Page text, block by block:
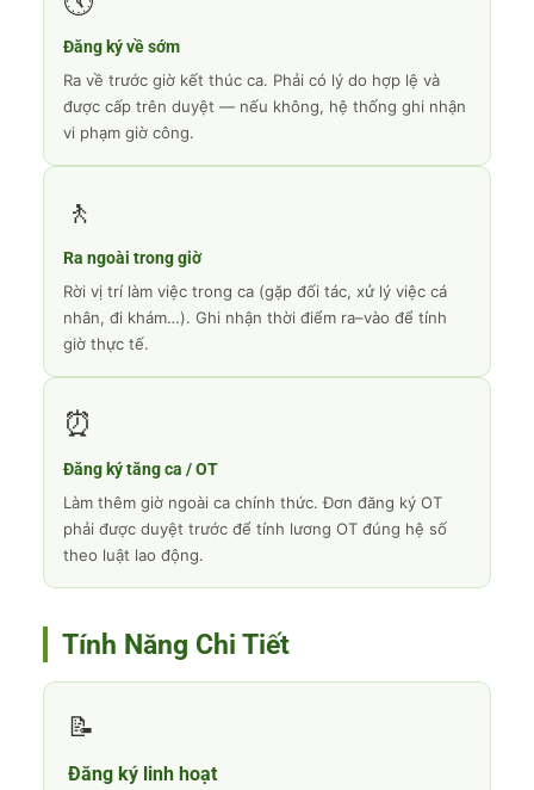
Đăng ký về sớm
Ra về trước giờ kết thúc ca. Phải có lý do hợp lệ và
được cấp trên duyệt — nếu không, hệ thống ghi nhận
vi phạm giờ công.
🚶
Ra ngoài trong giờ
Rời vị trí làm việc trong ca (gặp đối tác, xử lý việc cá
nhân, đi khám…). Ghi nhận thời điểm ra–vào để tính
giờ thực tế.
⏰
Đăng ký tăng ca / OT
Làm thêm giờ ngoài ca chính thức. Đơn đăng ký OT
phải được duyệt trước để tính lương OT đúng hệ số
theo luật lao động.
Tính Năng Chi Tiết
📝
Đăng ký linh hoạt